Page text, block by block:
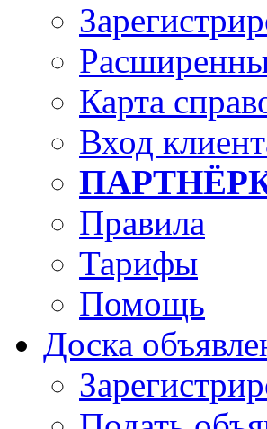
Карта
Вход
Правила
Тарифы
Помощь
Доска